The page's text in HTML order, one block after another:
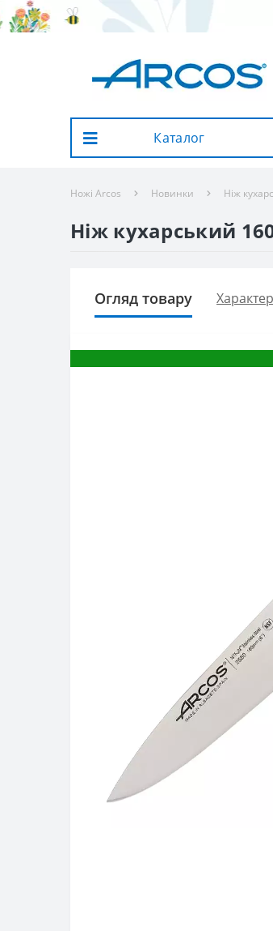
Каталог
Ножі Arcos Новинки Ніж
Ніж кухарський
Огляд товару